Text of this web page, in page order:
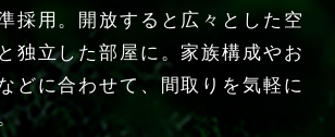
採用。開放すると広々とした空
独立した部屋に。家族構成やお
どに合わせて、間取りを気軽に